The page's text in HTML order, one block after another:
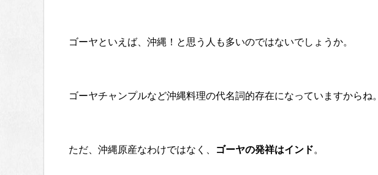
ゴーヤといえば、沖縄！と思う人も多いのではないでしょうか。
ゴーヤチャンプルなど沖縄料理の代名詞的存在になっていますからね。
ただ、沖縄原産なわけではなく、 ゴーヤの発祥はインド。